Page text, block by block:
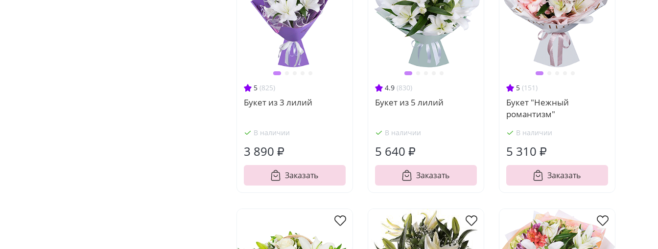
5 (825)
Букет из 3 лилий
В наличии
3 890 ₽
Заказать
4.9 (830)
Букет из 5 лилий
В наличии
5 640 ₽
Заказать
5 (151)
Букет "Нежный
романтизм"
В наличии
5 310 ₽
Заказать